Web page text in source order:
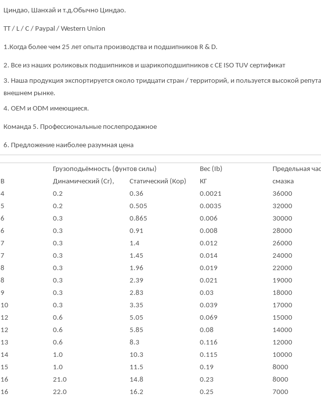
Циндао, Шанхай и т.д.Обычно Циндао.
TT / L / C / Paypal / Western Union
1.Когда более чем 25 лет опыта производства и подшипников R & D.
2. Все из наших роликовых подшипников и шарикоподшипников с CE ISO TUV сертификат
3. Наша продукция экспортируется около тридцати стран / территорий, и пользуется высокой
внешнем рынке.
4. OEM и ODM имеющиеся.
Команда 5. Профессиональные послепродажное
6. Предложение наиболее разумная цена
Грузоподьёмность (фунтов силы) Вес (Ib)
Предельная
В Динамический (Cr), Статический (Кор) КГ смазка
4 0.2 0.36 0.0021 36000
5 0.2 0.505 0.0035 32000
6 0.3 0.865 0.006 30000
6 0.3 0.91 0.008 28000
7 0.3 1.4 0.012 26000
7 0.3 1.45 0.014 24000
8 0.3 1.96 0.019 22000
8 0.3 2.39 0.021 19000
9 0.3 2.83 0.03 18000
10 0.3 3.35 0.039 17000
12 0.6 5.05 0.069 15000
12 0.6 5.85 0.08 14000
13 0.6 8.3 0.116 12000
14 1.0 10.3 0.115 10000
15 1.0 11.5 0.19 8000
16 21.0 14.8 0.23 8000
16 22.0 16.2 0.25 7000